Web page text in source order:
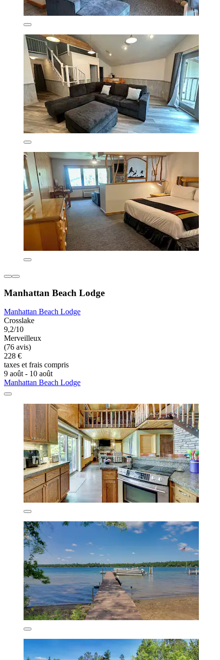
Manhattan Beach Lodge
Manhattan Beach Lodge
Crosslake
9,2/10
Merveilleux
(76 avis)
228 €
taxes et frais compris
9 août - 10 août
Manhattan Beach Lodge